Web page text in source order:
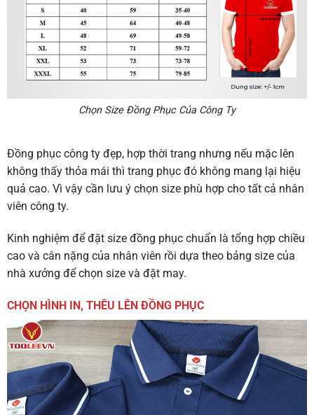
Chọn Size Đồng Phục Của Công Ty
Đồng phục công ty đẹp, hợp thời trang nhưng nếu mặc lên
không thấy thỏa mái thì trang phục đó không mang lại hiệu
quả cao. Vì vậy cần lưu ý chọn size phù hợp cho tất cả nhân
viên công ty.
Kinh nghiệm để đặt size đồng phục chuẩn là tổng hợp chiều
cao và cân nặng của nhân viên rồi dựa theo bảng size của
nhà xưởng để chọn size và đặt may.
CHỌN HÌNH IN, THÊU LÊN ĐỒNG PHỤC